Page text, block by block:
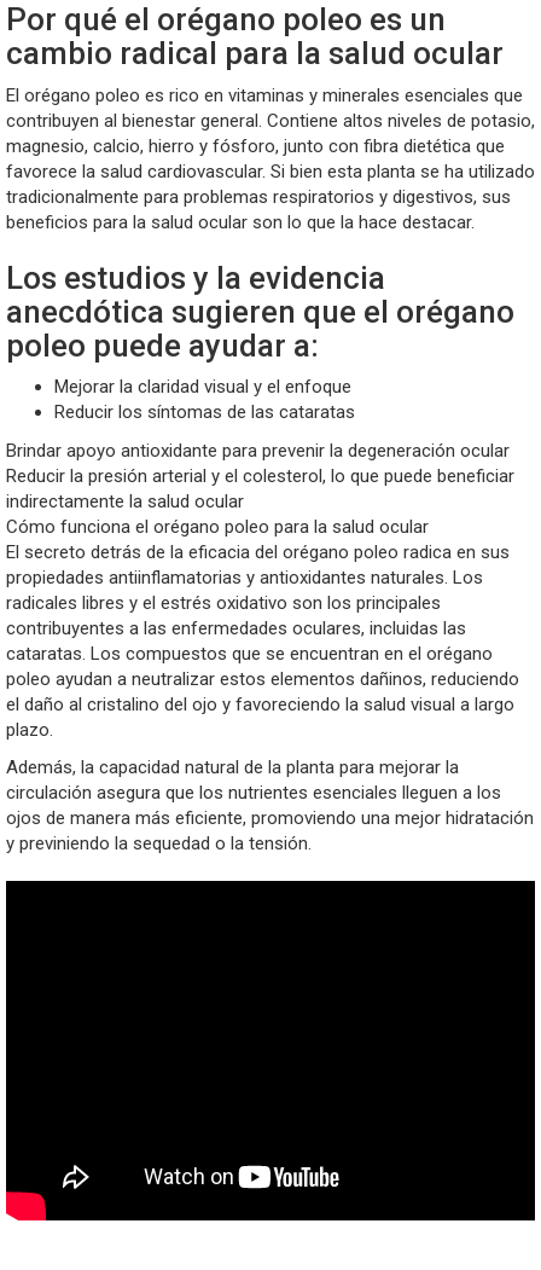
Por qué el orégano poleo es un
cambio radical para la salud ocular
El orégano poleo es rico en vitaminas y minerales esenciales que
contribuyen al bienestar general. Contiene altos niveles de potasio,
magnesio, calcio, hierro y fósforo, junto con fibra dietética que
favorece la salud cardiovascular. Si bien esta planta se ha utilizado
tradicionalmente para problemas respiratorios y digestivos, sus
beneficios para la salud ocular son lo que la hace destacar.
Los estudios y la evidencia
anecdótica sugieren que el orégano
poleo puede ayudar a:
Mejorar la claridad visual y el enfoque
Reducir los síntomas de las cataratas
Brindar apoyo antioxidante para prevenir la degeneración ocular
Reducir la presión arterial y el colesterol, lo que puede beneficiar
indirectamente la salud ocular
Cómo funciona el orégano poleo para la salud ocular
El secreto detrás de la eficacia del orégano poleo radica en sus
propiedades antiinflamatorias y antioxidantes naturales. Los
radicales libres y el estrés oxidativo son los principales
contribuyentes a las enfermedades oculares, incluidas las
cataratas. Los compuestos que se encuentran en el orégano
poleo ayudan a neutralizar estos elementos dañinos, reduciendo
el daño al cristalino del ojo y favoreciendo la salud visual a largo
plazo.
Además, la capacidad natural de la planta para mejorar la
circulación asegura que los nutrientes esenciales lleguen a los
ojos de manera más eficiente, promoviendo una mejor hidratación
y previniendo la sequedad o la tensión.